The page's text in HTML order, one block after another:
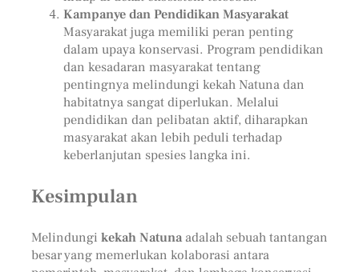
Kampanye dan Pendidikan Masyarakat
Masyarakat juga memiliki peran penting
dalam upaya konservasi. Program pendidikan
dan kesadaran masyarakat tentang
pentingnya melindungi kekah Natuna dan
habitatnya sangat diperlukan. Melalui
pendidikan dan pelibatan aktif, diharapkan
masyarakat akan lebih peduli terhadap
keberlanjutan spesies langka ini.
Kesimpulan
Melindungi kekah Natunaadalah sebuah tantangan
besar yang memerlukan kolaborasi antara